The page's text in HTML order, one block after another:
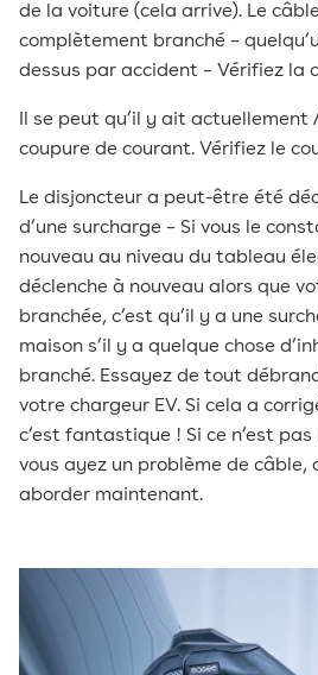
de la voiture (cela arrive). Le
complètement branché –
dessus par accident – Vérifiez la
Il se peut qu’il y ait actuellement
coupure de courant. Vérifiez le
Le disjoncteur a peut-être été
d’une surcharge – Si vous le
nouveau au niveau du tableau
déclenche à nouveau alors que
branchée, c’est qu’il y a une
maison s’il y a quelque chose
branché. Essayez de tout
votre chargeur EV. Si cela a
c’est fantastique ! Si ce n’est
vous ayez un problème de câble,
aborder maintenant.